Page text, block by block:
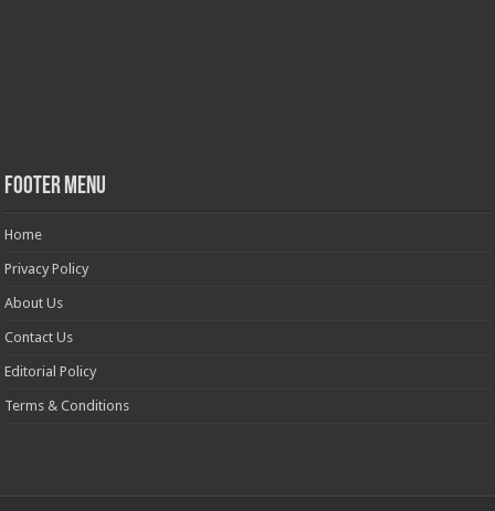
Footer Menu
Home
Privacy Policy
About Us
Contact Us
Editorial Policy
Terms & Conditions